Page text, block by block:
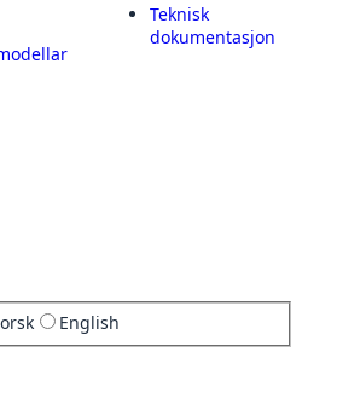
Teknisk
dokumentasjon
English